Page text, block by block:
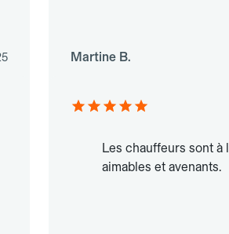
Martine B.
Les chauffeurs sont à
aimables et avenants.